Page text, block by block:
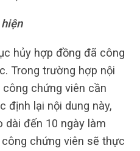
hủy hợp đồng đã công
Trong trường hợp nội
chứng viên cần
định lại nội dung này,
dài đến 10 ngày làm
chứng viên sẽ thực